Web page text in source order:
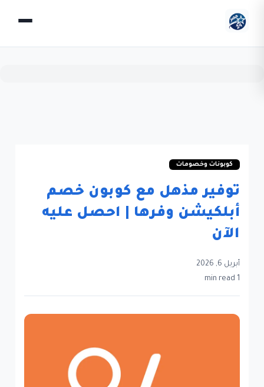
كوبونات وخصومات
توفير مذهل مع كوبون خصم
أبلكيشن وفرها | احصل عليه
الآن
أبريل 6, 2026
1 min read